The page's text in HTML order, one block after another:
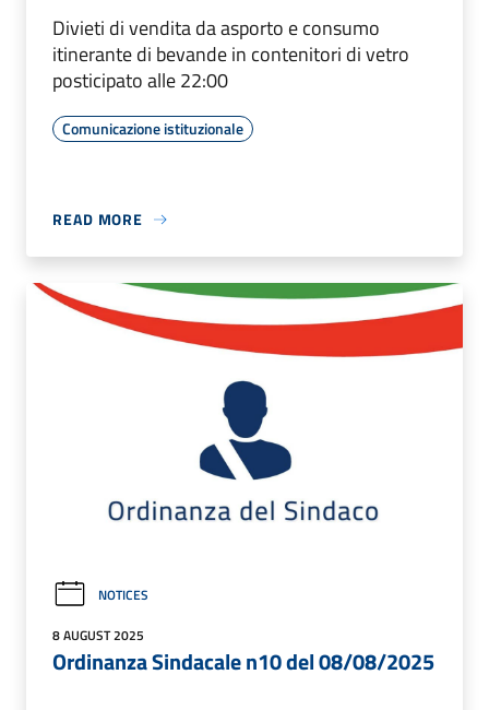
Divieti di vendita da asporto e consumo
itinerante di bevande in contenitori di vetro
posticipato alle 22:00
Comunicazione istituzionale
READ MORE
NOTICES
8 AUGUST 2025
Ordinanza Sindacale n10 del 08/08/2025